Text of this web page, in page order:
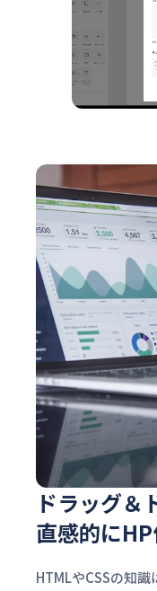
ドラッグ＆
直感的に
HTMLやCSSの知